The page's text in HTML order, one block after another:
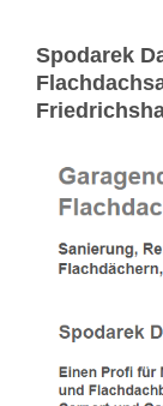
Spodarek